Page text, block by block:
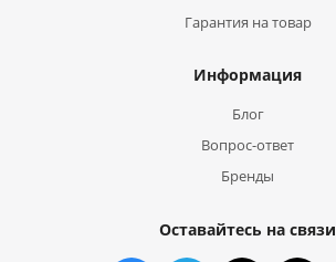
Гарантия на товар
Информация
Блог
Вопрос-ответ
Бренды
Оставайтесь на связи